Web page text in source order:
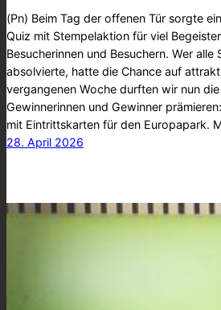
(Pn) Beim Tag der offenen Tür sorgte
Quiz mit Stempelaktion für viel
Besucherinnen und Besuchern. Wer
absolvierte, hatte die Chance auf
vergangenen Woche durften wir nun
Gewinnerinnen und Gewinner
mit Eintrittskarten für den Europapark.
28. April 2026